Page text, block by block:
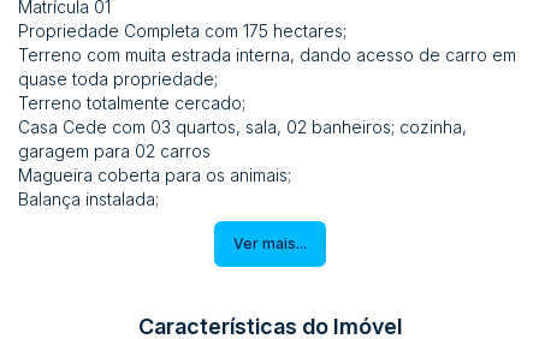
Matrícula 01
Propriedade Completa com 175 hectares;
Terreno com muita estrada interna, dando acesso de carro em
quase toda propriedade;
Terreno totalmente cercado;
Casa Cede com 03 quartos, sala, 02 banheiros; cozinha,
garagem para 02 carros
Magueira coberta para os animais;
Balança instalada;
02 Depósitos de madeira
*Casa do caseiro separada
Possui áreas reflorestadas
Ver mais...
Características do Imóvel